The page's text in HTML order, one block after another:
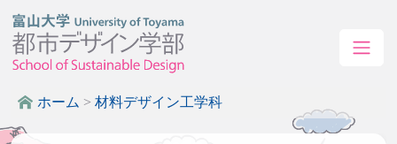
ホーム > 材料デザイン工学科